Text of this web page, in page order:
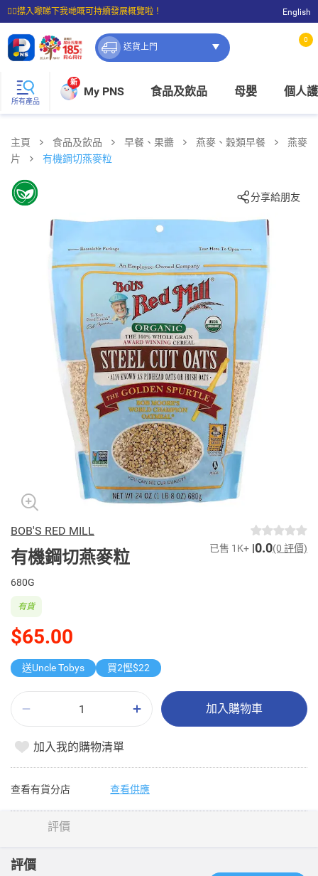
☝🏼㩒入嚟睇下我哋嘅可持續發展概覽啦！
⭐購物滿$399即享免費送貨；滿$100即可免費店取。
English
送貨上門
0
所有產品
新
My PNS 食品及飲品 母嬰 個人
主頁 食品及飲品 早餐、果醬 燕麥、穀類早餐
燕麥
片
有機鋼切燕麥粒
分享給朋友
BOB'S RED MILL
有機鋼切燕麥粒 已售 1K+ 0.0(0 評價)
680G
$65.00
有貨
送Uncle Tobys 買2慳$22
加入購物車
加入我的購物清單
查看有貨分店 查看供應
評價
評價